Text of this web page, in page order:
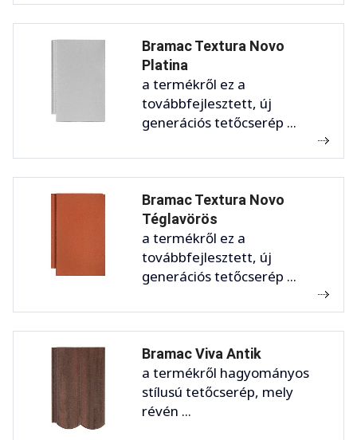
Bramac Textura Novo
Platina
a termékről ez a
továbbfejlesztett, új
generációs tetőcserép ...
Bramac Textura Novo
Téglavörös
a termékről ez a
továbbfejlesztett, új
generációs tetőcserép ...
Bramac Viva Antik
a termékről hagyományos
stílusú tetőcserép, mely
révén ...